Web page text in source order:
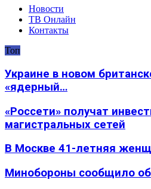
Новости
ТВ Онлайн
Контакты
Топ
Украине в новом
«ядерный…
«Россети» получат
магистральных сетей
В Москве 41-летняя
Минобороны сообщило